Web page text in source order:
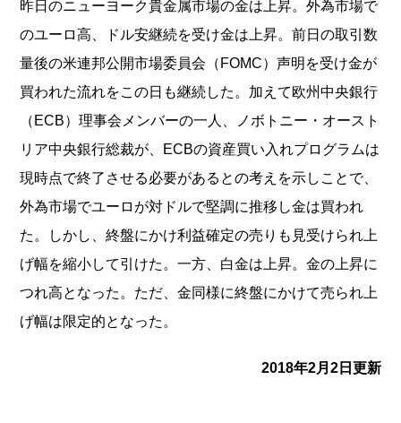
昨日のニューヨーク貴金属市場の金は上昇。外為市場で
のユーロ高、
ドル安継続を受け金は上昇。前日の取引数
量後の米連邦公開市場委員会（FOMC）声明を受け金が
買われた流れをこの日も継続した。 加えて欧州中央銀行
（ECB）理事会メンバーの一人、
ノボトニー・オースト
リア中央銀行総裁が、 ECBの資産買い入れプログラムは
現時点で終了させる必要がある との考えを示しことで、
外為市場でユーロが対ドルで堅調に推移し金は買われ
た。しかし、終盤にかけ利益確定の売りも見受けられ上
げ幅を縮小して引けた。一方、白金は上昇。金の上昇に
つれ高となった。ただ、金同様に終盤にかけて売られ上
げ幅は限定的となった。
2018年2月2日更新